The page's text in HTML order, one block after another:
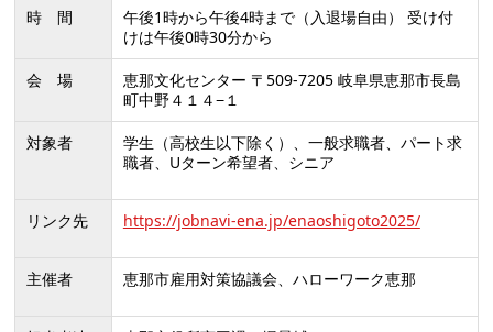
時 間
午後1時から午後4時まで（入退場自由） 受け付
けは午後0時30分から
会 場
恵那文化センター 〒509-7205 岐阜県恵那市長島
町中野４１４−１
対象者
学生（高校生以下除く）、一般求職者、パート求
職者、Uターン希望者、シニア
リンク先 https://jobnavi-ena.jp/enaoshigoto2025/
主催者 恵那市雇用対策協議会、ハローワーク恵那